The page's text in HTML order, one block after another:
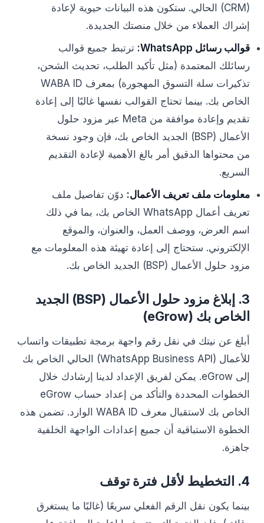
(CRM) الحالي. ستكون هذه البيانات حيوية لإعادة
إشراك العملاء من خلال منصتك الجديدة.
قوالب رسائل WhatsApp:
ترتبط جميع قوالب
رسائلك المعتمدة (مثل تأكيد الطلب، تحديث الشحن،
تذكيرات سلة التسوق المهجورة) بمعرف WABA ID
الخاص بك. بينما تحتاج القوالب نفسها غالبًا إلى إعادة
تقديم وإعادة موافقة من Meta عبر مزود حلول
الأعمال (BSP) الجديد الخاص بك، فإن وجود نسخة
من محتواها الدقيق أمر بالغ الأهمية لإعادة التقديم
السريع.
معلومات ملف تعريف الأعمال: دوّن تفاصيل ملف
تعريف أعمال WhatsApp الخاص بك، بما في ذلك
اسم العرض، ووصف العمل، والعنوان، والموقع
الإلكتروني. ستحتاج إلى إعادة تهيئة هذه المعلومات مع
مزود حلول الأعمال (BSP) الجديد الخاص بك.
3. إبلاغ مزود حلول الأعمال (BSP) الجديد
الخاص بك (eGrow)
أبلغ عن نيتك في نقل رقم واجهة برمجة تطبيقات واتساب
للأعمال (WhatsApp Business API) الحالي الخاص بك
إلى eGrow. يمكن لفريق الإعداد لدينا إرشادك خلال
الخطوات المحددة والتأكد من إعداد حساب eGrow
الخاص بك لاستقبال معرف WABA ID الوارد. تضمن هذه
الخطوة الاستباقية أن جميع إعدادات الواجهة الخلفية
جاهزة.
4. التخطيط لأقل فترة توقف
بينما يكون نقل الرقم الفعلي سريعًا (غالبًا ما يستغرق